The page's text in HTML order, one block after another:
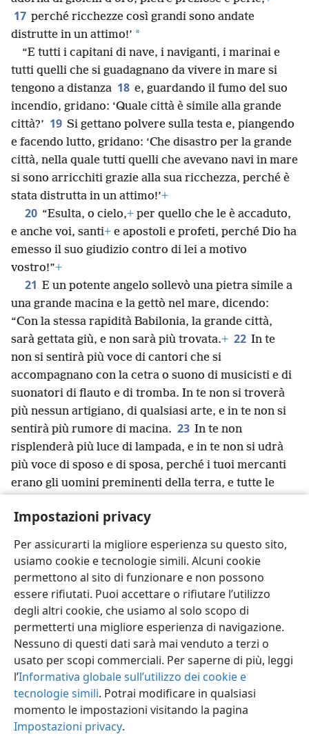
Impostazioni privacy
Per assicurarti la migliore esperienza su questo sito,
usiamo cookie e tecnologie simili. Alcuni cookie
permettono al sito di funzionare e non possono
essere rifiutati. Puoi accettare o rifiutare l’utilizzo
degli altri cookie, che usiamo al solo scopo di
permetterti una migliore esperienza di navigazione.
Nessuno di questi dati sarà mai venduto a terzi o
usato per scopi commerciali. Per saperne di più, leggi
l’Informativa globale sull’utilizzo dei cookie e
tecnologie simili. Potrai modificare in qualsiasi
momento le impostazioni visitando la pagina
Impostazioni privacy.
17 perché ricchezze così grandi sono andate
distrutte in un attimo!’ *
“E tutti i capitani di nave, i naviganti, i marinai e
tutti quelli che si guadagnano da vivere in mare si
tengono a distanza 18 e, guardando il fumo del suo
incendio, gridano: ‘Quale città è simile alla grande
città?’ 19 Si gettano polvere sulla testa e, piangendo
e facendo lutto, gridano: ‘Che disastro per la grande
città, nella quale tutti quelli che avevano navi in mare
si sono arricchiti grazie alla sua ricchezza, perché è
stata distrutta in un attimo!’+
20 “Esulta, o cielo,+ per quello che le è accaduto,
e anche voi, santi+ e apostoli e profeti, perché Dio ha
emesso il suo giudizio contro di lei a motivo
vostro!”+
21 E un potente angelo sollevò una pietra simile a
una grande macina e la gettò nel mare, dicendo:
“Con la stessa rapidità Babilonia, la grande città,
sarà gettata giù, e non sarà più trovata.+ 22 In te
non si sentirà più voce di cantori che si
accompagnano con la cetra o suono di musicisti e di
suonatori di flauto e di tromba. In te non si troverà
più nessun artigiano, di qualsiasi arte, e in te non si
sentirà più rumore di macina. 23 In te non
risplenderà più luce di lampada, e in te non si udrà
più voce di sposo e di sposa, perché i tuoi mercanti
erano gli uomini preminenti della terra, e tutte le
spiritiche.+ 24 In lei è stato trovato il sangue dei
profeti, dei santi
e di tutti quelli che sono stati
scannati sulla terra”.
Italiano Condividi Impostazioni
Copyright© 2026 Watch Tower Bible and Tract Society of Pennsylvania
Condizioni d’uso Informativa sulla privacy
Impostazioni privacy
JW.ORG
Accedi